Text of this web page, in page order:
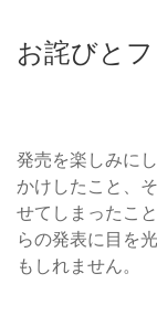
お詫びと
発売を楽しみに
かけしたこと、
せてしまったこ
らの発表に目を
もしれません。